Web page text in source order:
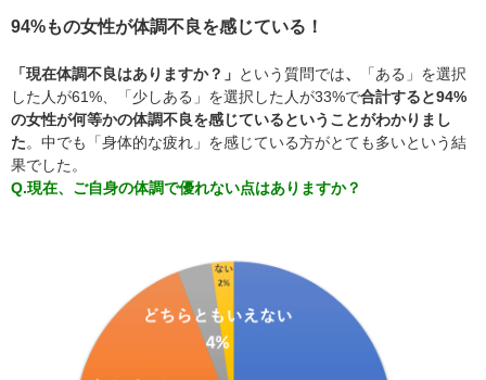
94%もの女性が体調不良を感じている！
「現在体調不良はありますか？」 という質問では、
「ある」を選択
した人が61%、「少しある」を選択した人が33%で合計すると94%
の女性が何等かの体調不良を感じているということがわかりまし
た。中でも「身体的な疲れ」を感じている方がとても多いという結
果でした。
Q.現在、ご自身の体調で優れない点はありますか？